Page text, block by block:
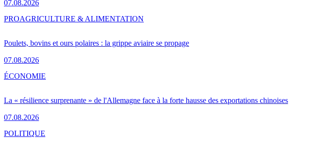
07.08.2026
Poulets, bovins et ours polaires : la grippe aviaire se propage
07.08.2026
PROAGRICULTURE & ALIMENTATION
La « résilience surprenante » de l'Allemagne face à la forte hausse des exportations chinoises
07.08.2026
ÉCONOMIE
POLITIQUE